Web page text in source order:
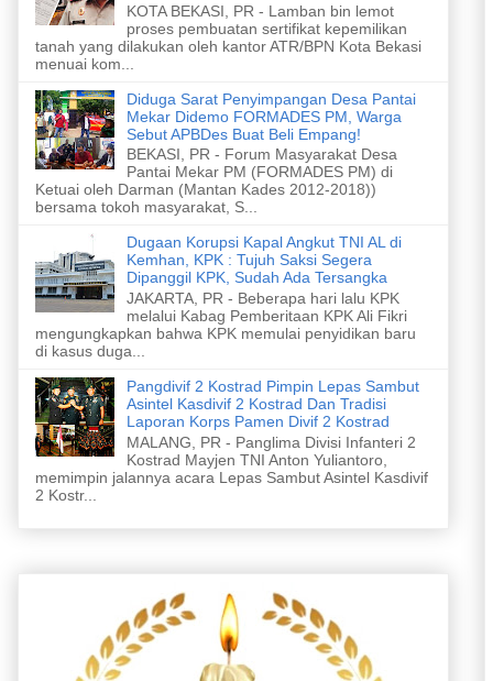
KOTA BEKASI, PR - Lamban bin lemot
proses pembuatan sertifikat kepemilikan
tanah yang dilakukan oleh kantor ATR/BPN Kota Bekasi
menuai kom...
Diduga Sarat Penyimpangan Desa Pantai
Mekar Didemo FORMADES PM, Warga
Sebut APBDes Buat Beli Empang!
BEKASI, PR - Forum Masyarakat Desa
Pantai Mekar PM (FORMADES PM) di
Ketuai oleh Darman (Mantan Kades 2012-2018))
bersama tokoh masyarakat, S...
Dugaan Korupsi Kapal Angkut TNI AL di
Kemhan, KPK : Tujuh Saksi Segera
Dipanggil KPK, Sudah Ada Tersangka
JAKARTA, PR - Beberapa hari lalu KPK
melalui Kabag Pemberitaan KPK Ali Fikri
mengungkapkan bahwa KPK memulai penyidikan baru
di kasus duga...
Pangdivif 2 Kostrad Pimpin Lepas Sambut
Asintel Kasdivif 2 Kostrad Dan Tradisi
Laporan Korps Pamen Divif 2 Kostrad
MALANG, PR - Panglima Divisi Infanteri 2
Kostrad Mayjen TNI Anton Yuliantoro,
memimpin jalannya acara Lepas Sambut Asintel Kasdivif
2 Kostr...